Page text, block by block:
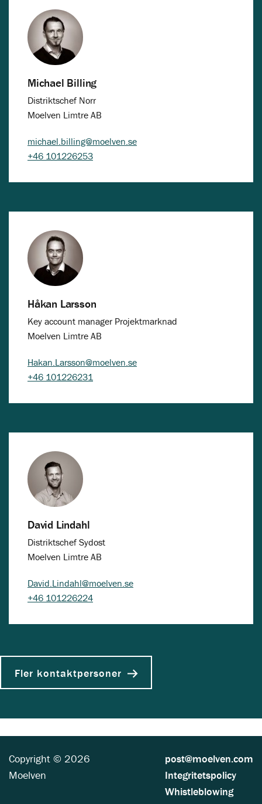
Michael Billing
Distriktschef Norr
Moelven Limtre AB
michael.billing@moelven.se
+46 101226253
Håkan Larsson
Key account manager Projektmarknad
Moelven Limtre AB
Hakan.Larsson@moelven.se
+46 101226231
David Lindahl
Distriktschef Sydost
Moelven Limtre AB
David.Lindahl@moelven.se
+46 101226224
Fler kontaktpersoner
Copyright © 2026
Moelven
post@moelven.com
Integritetspolicy
Whistleblowing